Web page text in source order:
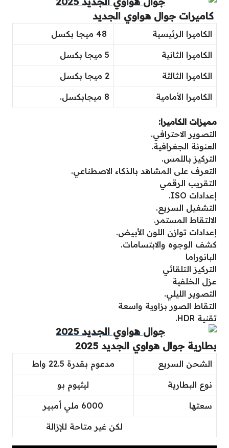
كاميرات جوال هواوي الجديد
الكاميرا الرئيسية
الكاميرا الثانية 5 ميجا بكسل
الكاميرا الثالثة 2 ميجا بكسل
الكاميرا الأمامية 8 ميجابكسل.
مميزات الكاميرا:
التصوير الاحترافي.
العنونة الجغرافية.
التركيز باللمس.
التعرف على المشاهد بالذكاء الاصطناعي.
التقريب الرقمي
إعدادات ISO.
التشغيل السريع.
الالتقاط المستمر.
إعدادات توازن اللون الأبيض.
كشف الوجوه والابتسامات.
البانوراما
التركيز التلقائي
عزل الخلفية
التصوير الليلي.
التقاط الصور بزاوية واسعة
تقنية HDR.
بطارية جوال هواوي الجديد 2025
الشحن السريع مدعوم بقدرة 22.5 واط
نوع البطارية ليثيوم بو
سعتها 6000 ملي أمبير
لكن غير متاحة للإزالة